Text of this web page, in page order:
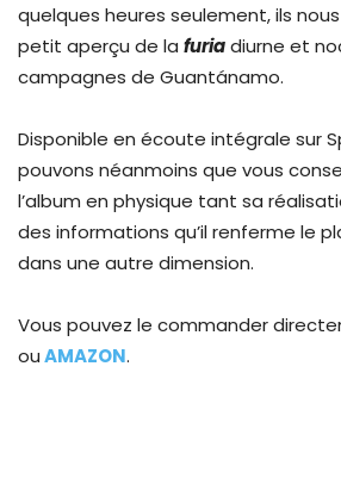
quelques heures seulement, ils
petit aperçu de la furiadiurne et
campagnes de Guantánamo.
Disponible en écoute intégrale sur
pouvons néanmoins que vous
l’album en physique tant sa
des informations qu’il renferme le
dans une autre dimension.
Vous pouvez le commander
ouAMAZON.